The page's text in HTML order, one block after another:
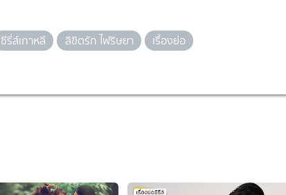
ซีรี่ส์เกาหลี ลิขิตรัก ไฟริษยา เรื่องย่อ